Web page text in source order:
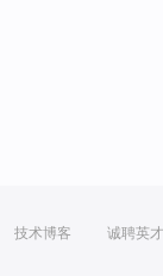
技术博客 诚聘英才